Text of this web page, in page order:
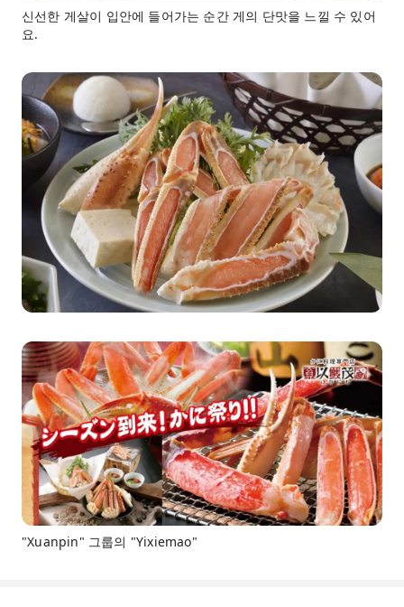
신선한 게살이 입안에 들어가는 순간 게의 단맛을 느낄 수 있어
요.
"Xuanpin" 그룹의 "Yixiemao"